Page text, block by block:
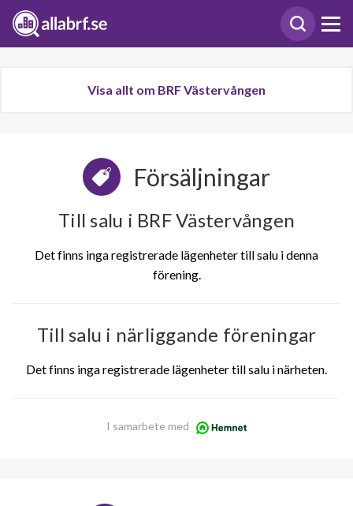
Visa allt om BRF Västervången
Försäljningar
Till salu i BRF Västervången
Det finns inga registrerade lägenheter till salu i denna
förening.
Till salu i närliggande föreningar
Det finns inga registrerade lägenheter till salu i närheten.
I samarbete med